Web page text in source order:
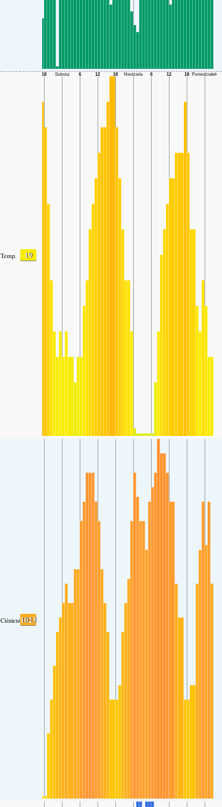
Temp. 19
Ciśnienie1023